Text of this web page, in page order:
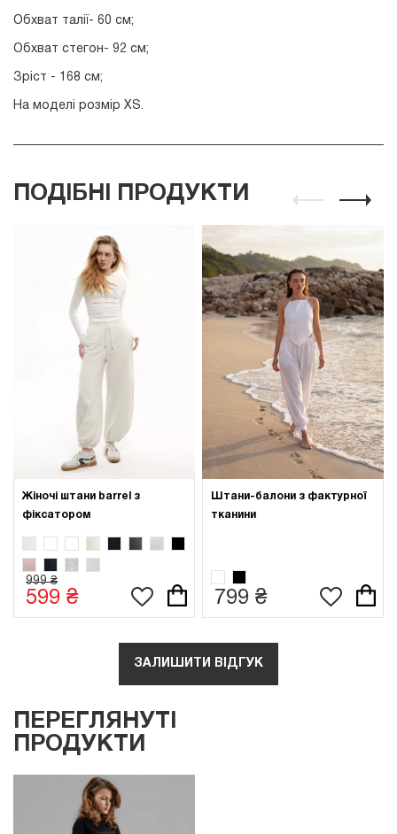
Обхват талії- 60 см;
Обхват стегон- 92 см;
Зріст - 168 см;
На моделі розмір XS.
ПОДІБНІ ПРОДУКТИ
Жіночі штани barrel з
фіксатором
999 ₴
599 ₴
Штани-балони з фактурної
тканини
799 ₴
ЗАЛИШИТИ ВІДГУК
ПЕРЕГЛЯНУТІ
ПРОДУКТИ